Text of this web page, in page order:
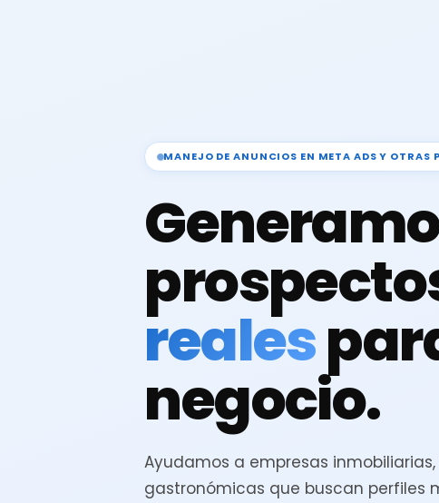
MANEJO DE ANUNCIOS EN META ADS Y OTRAS
reales
negocio.
Ayudamos a empresas
gastronómicas que buscan perfiles